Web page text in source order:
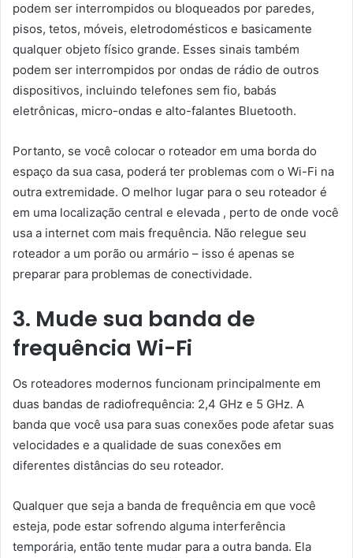
podem ser interrompidos ou bloqueados por paredes,
pisos, tetos, móveis, eletrodomésticos e basicamente
qualquer objeto físico grande. Esses sinais também
podem ser interrompidos por ondas de rádio de outros
dispositivos, incluindo telefones sem fio, babás
eletrônicas, micro-ondas e alto-falantes Bluetooth.
Portanto, se você colocar o roteador em uma borda do
espaço da sua casa, poderá ter problemas com o Wi-Fi na
outra extremidade. O melhor lugar para o seu roteador é
em uma localização central e elevada , perto de onde você
usa a internet com mais frequência. Não relegue seu
roteador a um porão ou armário – isso é apenas se
preparar para problemas de conectividade.
3. Mude sua banda de
frequência Wi-Fi
Os roteadores modernos funcionam principalmente em
duas bandas de radiofrequência: 2,4 GHz e 5 GHz. A
banda que você usa para suas conexões pode afetar suas
velocidades e a qualidade de suas conexões em
diferentes distâncias do seu roteador.
Qualquer que seja a banda de frequência em que você
esteja, pode estar sofrendo alguma interferência
temporária, então tente mudar para a outra banda. Ela